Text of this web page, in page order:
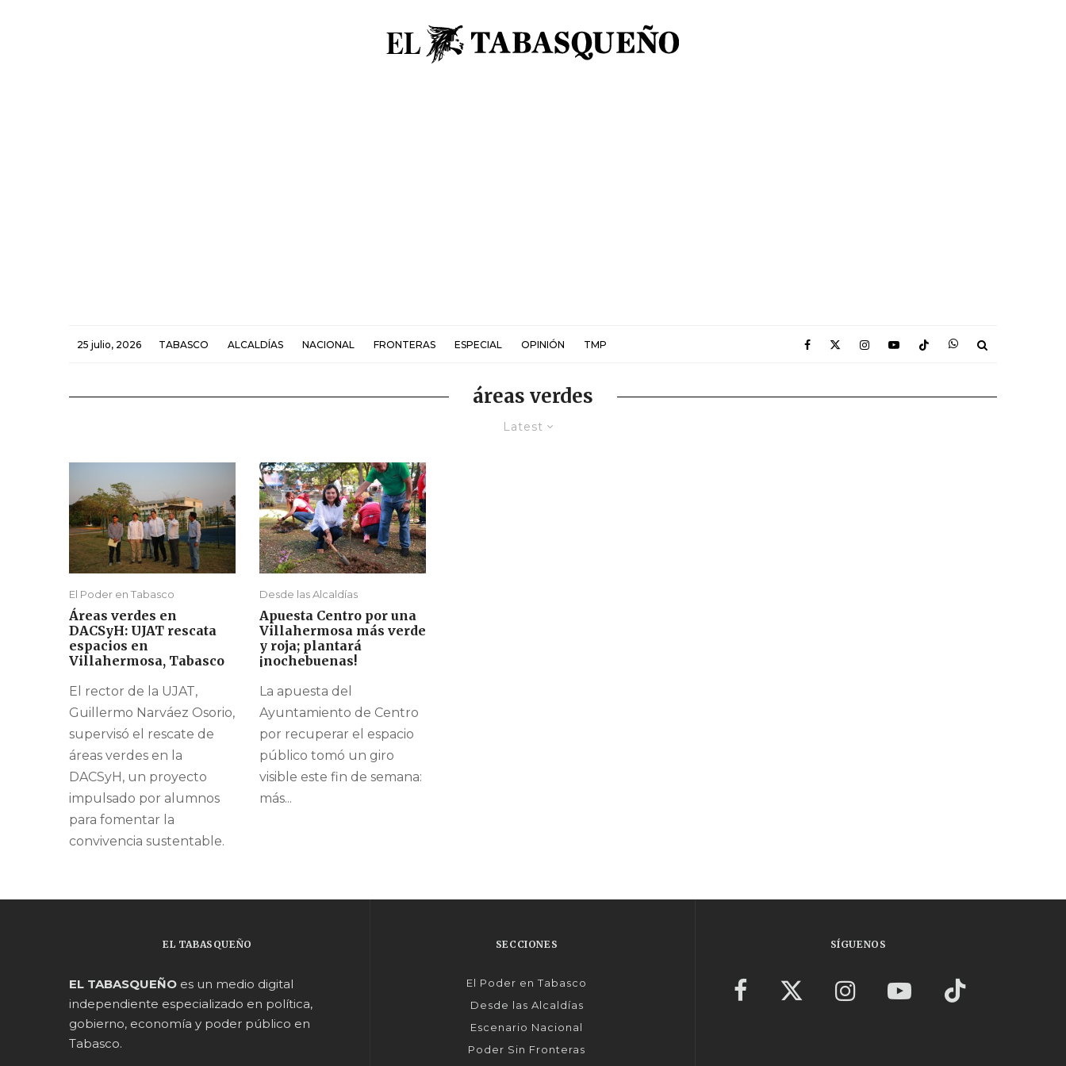
25 julio, 2026 TABASCO ALCALDÍAS NACIONAL FRONTERAS ESPECIAL OPINIÓN TMP
áreas verdes
Latest
El Poder en Tabasco
Áreas verdes en
DACSyH: UJAT rescata
espacios en
Villahermosa, Tabasco
El rector de la UJAT,
Guillermo Narváez Osorio,
supervisó el rescate de
áreas verdes en la
DACSyH, un proyecto
impulsado por alumnos
para fomentar la
convivencia sustentable.
Desde las Alcaldías
Apuesta Centro por una
Villahermosa más verde
y roja; plantará
¡nochebuenas!
La apuesta del
Ayuntamiento de Centro
por recuperar el espacio
público tomó un giro
visible este fin de semana:
más...
EL TABASQUEÑO
EL TABASQUEÑO es un medio digital
independiente especializado en política,
gobierno, economía y poder público en
Tabasco.
SECCIONES
El Poder en Tabasco
Desde las Alcaldías
Escenario Nacional
Poder Sin Fronteras
SÍGUENOS